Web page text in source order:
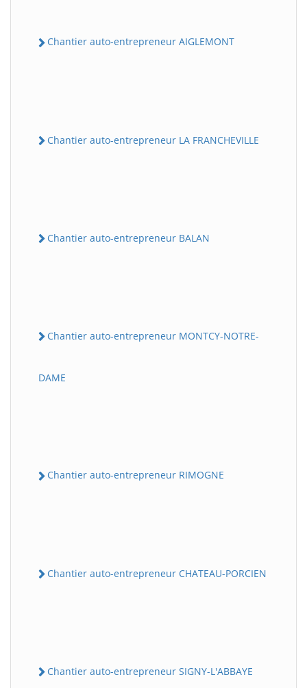
Chantier auto-entrepreneur AIGLEMONT
Chantier auto-entrepreneur LA FRANCHEVILLE
Chantier auto-entrepreneur BALAN
Chantier auto-entrepreneur MONTCY-NOTRE-
DAME
Chantier auto-entrepreneur RIMOGNE
Chantier auto-entrepreneur CHATEAU-PORCIEN
Chantier auto-entrepreneur SIGNY-L'ABBAYE